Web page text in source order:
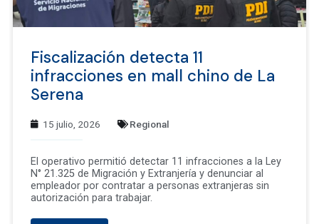
Fiscalización detecta 11
infracciones en mall chino de La
Serena
15 julio, 2026 Regional
El operativo permitió detectar 11 infracciones a la Ley
N° 21.325 de Migración y Extranjería y denunciar al
empleador por contratar a personas extranjeras sin
autorización para trabajar.